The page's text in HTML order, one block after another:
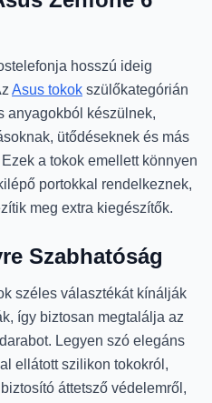
hosszú ideig
Asus tokok szülőkategórián
anyagokból készülnek,
ütődéseknek és más
a tokok emellett könnyen
portokkal rendelkeznek,
meg extra kiegészítők.
Szabhatóság
széles választékát kínálják
így biztosan megtalálja az
Legyen szó elegáns
ellátott szilikon tokokról,
áttetsző védelemről,